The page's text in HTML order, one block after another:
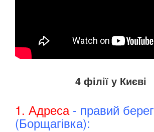
4 філії у Києві
1. Адреса- правий берег
(Борщагівка):